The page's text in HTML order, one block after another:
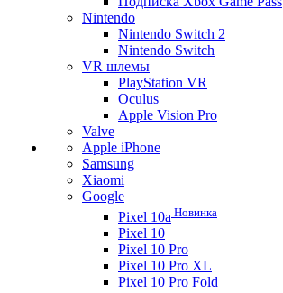
Nintendo
Nintendo Switch 2
Nintendo Switch
VR шлемы
PlayStation VR
Oculus
Apple Vision Pro
Valve
Apple iPhone
Samsung
Xiaomi
Google
Pixel 10a Новинка
Pixel 10
Pixel 10 Pro
Pixel 10 Pro XL
Pixel 10 Pro Fold